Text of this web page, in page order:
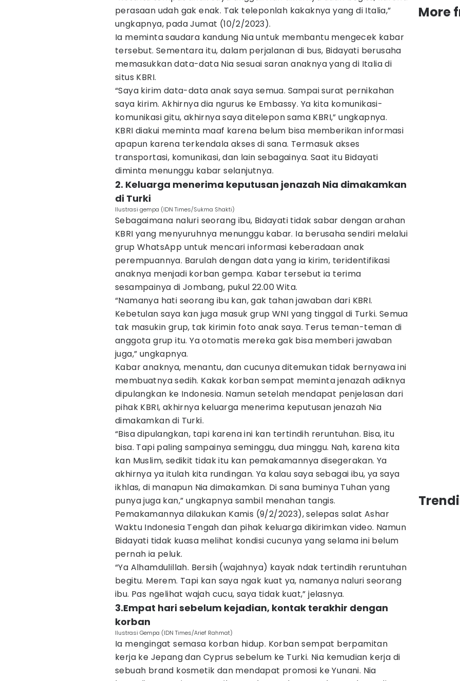
perasaan udah gak enak. Tak teleponlah kakaknya yang di Italia,”
ungkapnya, pada Jumat (10/2/2023).
Ia meminta saudara kandung Nia untuk membantu mengecek kabar
tersebut. Sementara itu, dalam perjalanan di bus, Bidayati berusaha
memasukkan data-data Nia sesuai saran anaknya yang di Italia di
situs KBRI.
“Saya kirim data-data anak saya semua. Sampai surat pernikahan
saya kirim. Akhirnya dia ngurus ke Embassy. Ya kita komunikasi-
komunikasi gitu, akhirnya saya ditelepon sama KBRI,” ungkapnya.
KBRI diakui meminta maaf karena belum bisa memberikan informasi
apapun karena terkendala akses di sana. Termasuk akses
transportasi, komunikasi, dan lain sebagainya. Saat itu Bidayati
diminta menunggu kabar selanjutnya.
2. Keluarga menerima keputusan jenazah Nia dimakamkan
di Turki
Ilustrasi gempa (IDN Times/Sukma Shakti)
Sebagaimana naluri seorang ibu, Bidayati tidak sabar dengan arahan
KBRI yang menyuruhnya menunggu kabar. Ia berusaha sendiri melalui
grup WhatsApp untuk mencari informasi keberadaan anak
perempuannya. Barulah dengan data yang ia kirim, teridentifikasi
anaknya menjadi korban gempa. Kabar tersebut ia terima
sesampainya di Jombang, pukul 22.00 Wita.
“Namanya hati seorang ibu kan, gak tahan jawaban dari KBRI.
Kebetulan saya kan juga masuk grup WNI yang tinggal di Turki. Semua
tak masukin grup, tak kirimin foto anak saya. Terus teman-teman di
anggota grup itu. Ya otomatis mereka gak bisa memberi jawaban
juga,” ungkapnya.
Kabar anaknya, menantu, dan cucunya ditemukan tidak bernyawa ini
membuatnya sedih. Kakak korban sempat meminta jenazah adiknya
dipulangkan ke Indonesia. Namun setelah mendapat penjelasan dari
pihak KBRI, akhirnya keluarga menerima keputusan jenazah Nia
dimakamkan di Turki.
“Bisa dipulangkan, tapi karena ini kan tertindih reruntuhan. Bisa, itu
bisa. Tapi paling sampainya seminggu, dua minggu. Nah, karena kita
kan Muslim, sedikit tidak itu kan pemakamannya disegerakan. Ya
akhirnya ya itulah kita rundingan. Ya kalau saya sebagai ibu, ya saya
ikhlas, di manapun Nia dimakamkan. Di sana buminya Tuhan yang
punya juga kan,” ungkapnya sambil menahan tangis.
Pemakamannya dilakukan Kamis (9/2/2023), selepas salat Ashar
Waktu Indonesia Tengah dan pihak keluarga dikirimkan video. Namun
Bidayati tidak kuasa melihat kondisi cucunya yang selama ini belum
pernah ia peluk.
“Ya Alhamdulillah. Bersih (wajahnya) kayak ndak tertindih reruntuhan
begitu. Merem. Tapi kan saya ngak kuat ya, namanya naluri seorang
ibu. Pas ngelihat wajah cucu, saya tidak kuat,” jelasnya.
3.Empat hari sebelum kejadian, kontak terakhir dengan
korban
Ilustrasi Gempa (IDN Times/Arief Rahmat)
Ia mengingat semasa korban hidup. Korban sempat berpamitan
kerja ke Jepang dan Cyprus sebelum ke Turki. Nia kemudian kerja di
sebuah brand kosmetik dan mendapat promosi ke Yunani. Nia
More